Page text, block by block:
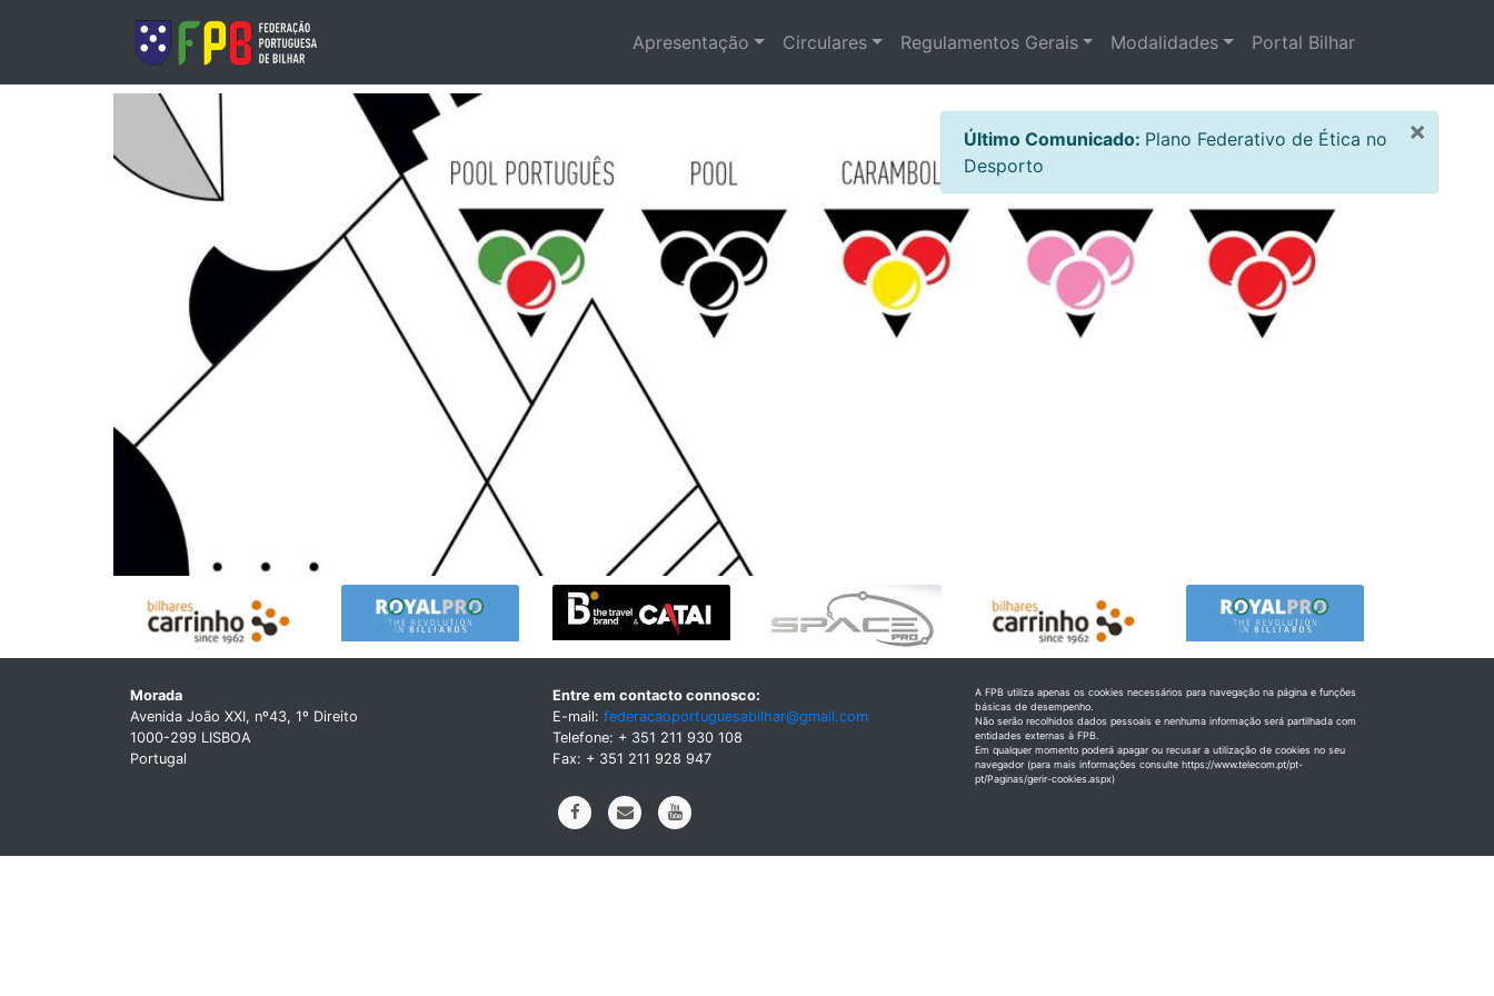
Apresentação Circulares Regulamentos Gerais Modalidades Portal Bilhar
Morada
Avenida João XXI, nº43, 1º Direito
1000-299 LISBOA
Portugal
Entre em contacto connosco:
E-mail: federacaoportuguesabilhar@gmail.com
Telefone: + 351 211 930 108
Fax: + 351 211 928 947
A FPB utiliza apenas os cookies necessários para navegação na página e funções
básicas de desempenho.
Não serão recolhidos dados pessoais e nenhuma informação será partilhada com
entidades externas à FPB.
Em qualquer momento poderá apagar ou recusar a utilização de cookies no seu
navegador (para mais informações consulte https://www.telecom.pt/pt-
pt/Paginas/gerir-cookies.aspx)
×
Último Comunicado: Plano Federativo de Ética no
Desporto